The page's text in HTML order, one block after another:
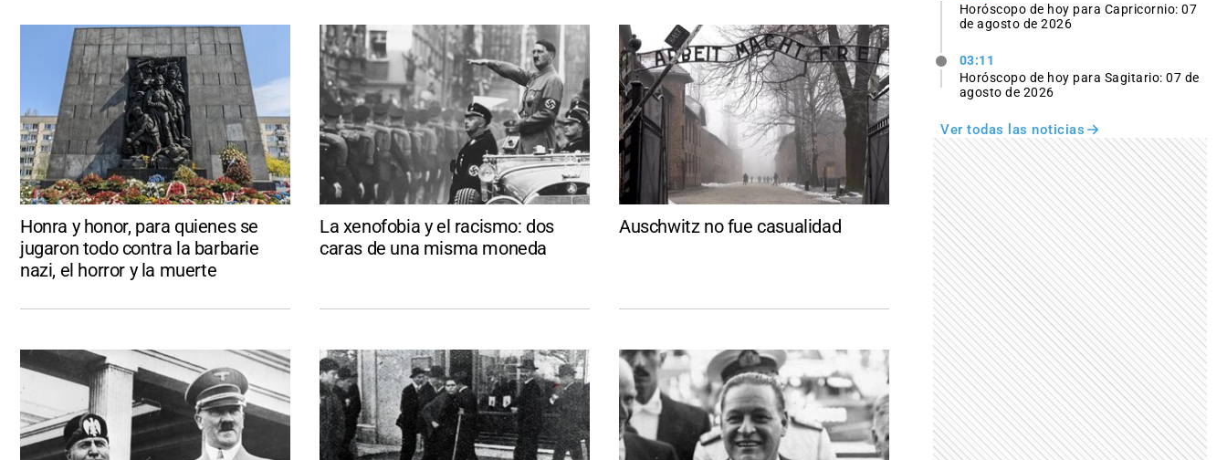
Honra y honor, para quienes se
jugaron todo contra la barbarie
nazi, el horror y la muerte
La xenofobia y el racismo: dos
caras de una misma moneda
Auschwitz no fue casualidad
Horóscopo de hoy para Capricornio: 07
de agosto de 2026
03:11
Horóscopo de hoy para Sagitario: 07 de
agosto de 2026
Ver todas las noticias